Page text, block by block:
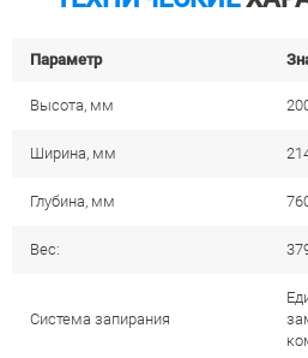
Параметр
Высота, мм
Ширина, мм
Глубина, мм
Вес:
Система запирания